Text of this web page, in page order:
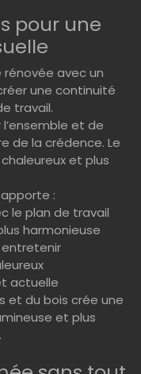
pour une
avec un
une continuité
travail.
et de
de la crédence. Le
et plus
:
le plan de travail
harmonieuse
actuelle
et du bois crée une
et plus